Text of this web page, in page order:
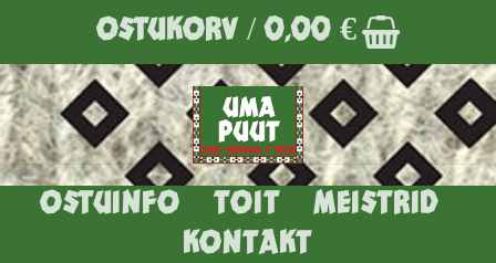
content
OSTUKORV /0,00 €
OSTUINFO TOIT
MEISTRID
KONTAKT